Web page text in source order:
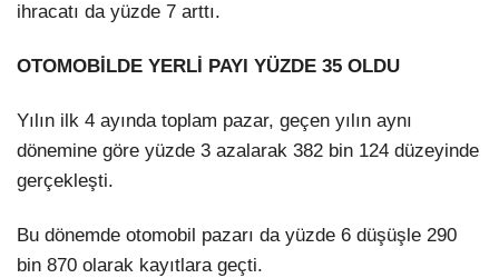
ihracatı da yüzde 7 arttı.
OTOMOBİLDE YERLİ PAYI YÜZDE 35 OLDU
Yılın ilk 4 ayında toplam pazar, geçen yılın aynı
dönemine göre yüzde 3 azalarak 382 bin 124 düzeyinde
gerçekleşti.
Bu dönemde otomobil pazarı da yüzde 6 düşüşle 290
bin 870 olarak kayıtlara geçti.